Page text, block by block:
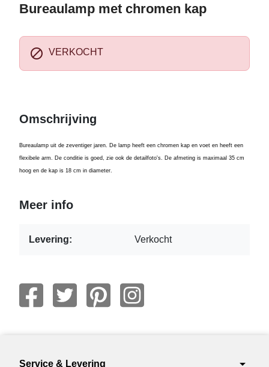
Bureaulamp met chromen kap
 VERKOCHT
Omschrijving
Bureaulamp uit de zeventiger jaren. De lamp heeft een chromen kap en voet en heeft een
flexibele arm. De conditie is goed, zie ook de detailfoto's. De afmeting is maximaal 35 cm
hoog en de kap is 18 cm in diameter.
Meer info
Levering: Verkocht
Service & Levering